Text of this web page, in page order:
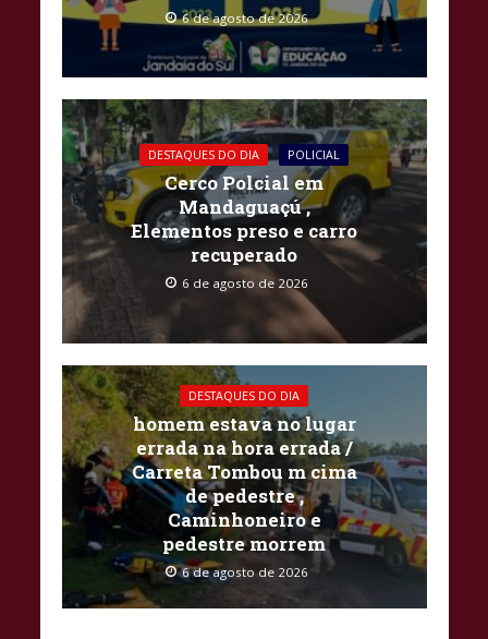
6 de agosto de 2026
DESTAQUES DO DIA POLICIAL
Cerco Polcial em
Mandaguaçú ,
Elementos preso e carro
recuperado
6 de agosto de 2026
DESTAQUES DO DIA
homem estava no lugar
errada na hora errada /
Carreta Tombou m cima
de pedestre ,
Caminhoneiro e
pedestre morrem
6 de agosto de 2026